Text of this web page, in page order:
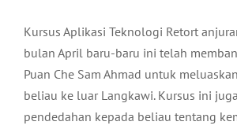
Kursus Aplikasi Teknologi Retort
bulan April baru-baru ini telah
Puan Che Sam Ahmad untuk
beliau ke luar Langkawi. Kursus ini
pendedahan kepada beliau tentang